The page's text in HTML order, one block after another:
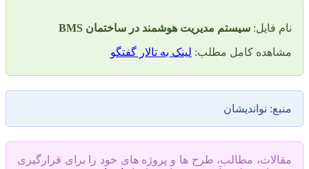
فایل:سیستم مدیریت هوشمند در ساختمان BMS
کامل مطلب:لینک به تالار گفتگو
نواندیشان
مطالب، طرح ها و پروژه های خود را برای قرارگیری